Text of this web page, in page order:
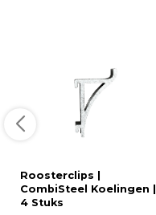
Roosterclips |
CombiSteel Koelingen |
4 Stuks